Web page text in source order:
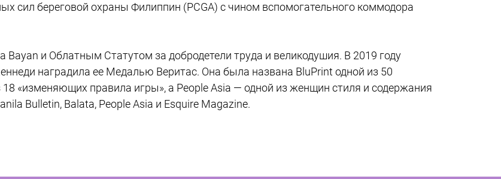
сил береговой охраны Филиппин (PCGA) с чином вспомогательного коммодора
и Облатным Статутом за добродетели труда и великодушия. В 2019 году
наградила ее Медалью Веритас. Она была названа BluPrint одной из 50
«изменяющих правила игры», а People Asia — одной из женщин стиля и содержания
Bulletin, Balata, People Asia и Esquire Magazine.